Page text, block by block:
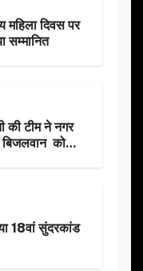
महिला दिवस पर
सम्मानित
की टीम ने नगर
बिजलवान को
18वां सुंदरकांड